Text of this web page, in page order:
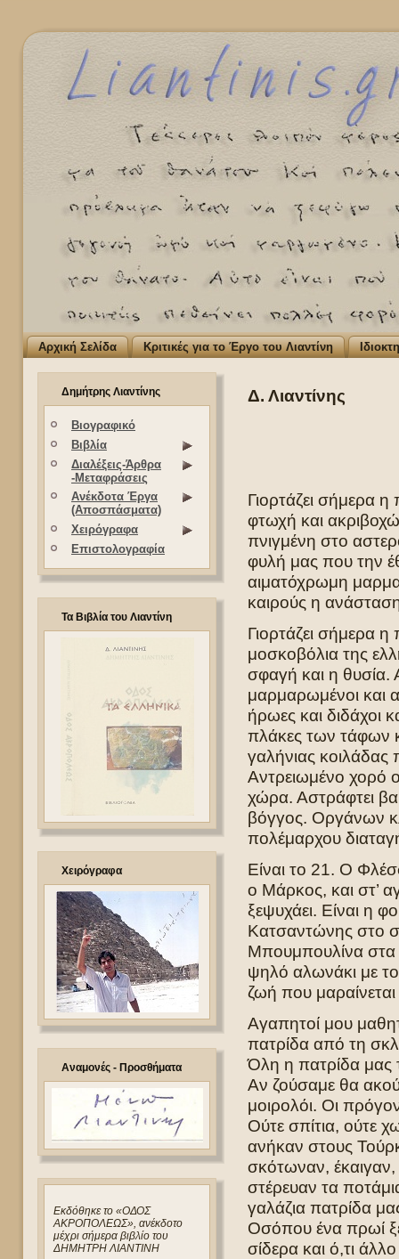
Αρχική Σελίδα Κριτικές για το Έργο του Λιαντίνη
Δημήτρης Λιαντίνης
Βιογραφικό
Βιβλία
Διαλέξεις-Άρθρα
-Μεταφράσεις
Ανέκδοτα Έργα
(Αποσπάσματα)
Χειρόγραφα
Επιστολογραφία
Τα Βιβλία του Λιαντίνη
Χειρόγραφα
Αναμονές - Προσθήματα
Eκδόθηκε το «ΟΔΟΣ
ΑΚΡΟΠΟΛΕΩΣ», ανέκδοτο
μέχρι σήμερα βιβλίο του
ΔΗΜΗΤΡΗ ΛΙΑΝΤΙΝΗ
Δ. Λιαντίνης
Γιορτάζει σήμερα
φτωχή και
πνιγμένη στο
φυλή μας που την
αιματόχρωμη
καιρούς η
Γιορτάζει σήμερα η
μοσκοβόλια της
σφαγή και η θυσία.
μαρμαρωμένοι και
ήρωες και διδάχοι
πλάκες των τάφων
γαλήνιας
Αντρειωμένο χορό
χώρα. Αστράφτει
βόγγος. Οργάνων
πολέμαρχου
Είναι το 21. Ο
ο Μάρκος, και στ’
ξεψυχάει. Είναι η
Κατσαντώνης στο
Μπουμπουλίνα στα
ψηλό αλωνάκι με
ζωή που
Αγαπητοί μου
πατρίδα από τη
Όλη η πατρίδα μας
Αν ζούσαμε θα
μοιρολόι. Οι
Ούτε σπίτια, ούτε
ανήκαν στους
σκότωναν, έκαιγαν,
στέρευαν τα
γαλάζια πατρίδα
Οσόπου ένα πρωί
σίδερα και ό,τι